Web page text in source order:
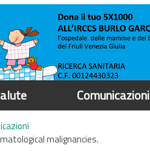
Comunicazioni
malignancies.